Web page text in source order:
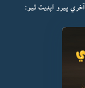
آخري ڀيرو اپڊيٽ ٿيو: